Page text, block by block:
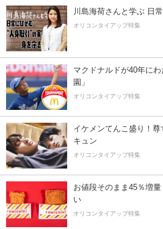
川島海荷さんと学ぶ 日
オリコンタイアップ特集
マクドナルドが40年に
園」
オリコンタイアップ特集
イケメンてんこ盛り！
キュン
オリコンタイアップ特集
お値段そのまま45％増
い
オリコンタイアップ特集